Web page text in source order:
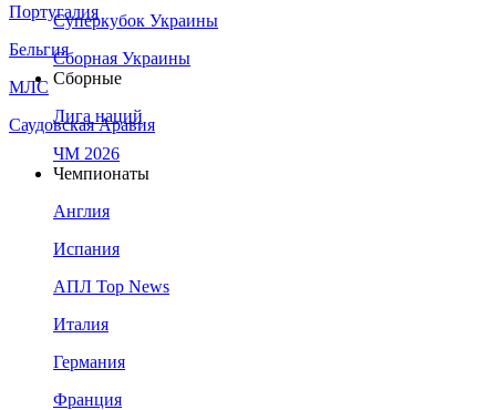
Португалия
Бельгия
МЛС
Саудовская Аравия
Суперкубок Украины
Сборная Украины
Сборные
Лига наций
ЧМ 2026
Чемпионаты
Англия
Испания
АПЛ Top News
Италия
Германия
Франция